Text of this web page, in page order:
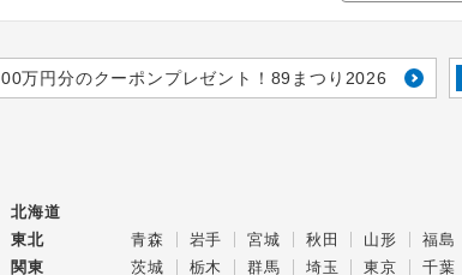
万円分のクーポンプレゼント！89まつり2026
北海道
東北
青森 岩手 宮城 秋田 山形
福島
関東
茨城 栃木 群馬 埼玉 東京 千葉